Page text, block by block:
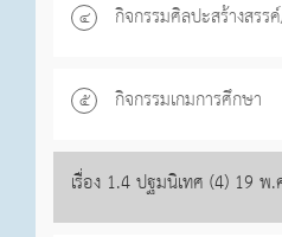
๔ กิจกรรมศิลปะสร้างสร
๕ กิจกรรมเกมการศึกษา
เรื่อง 1.4 ปฐมนิเทศ (4) 19 พ